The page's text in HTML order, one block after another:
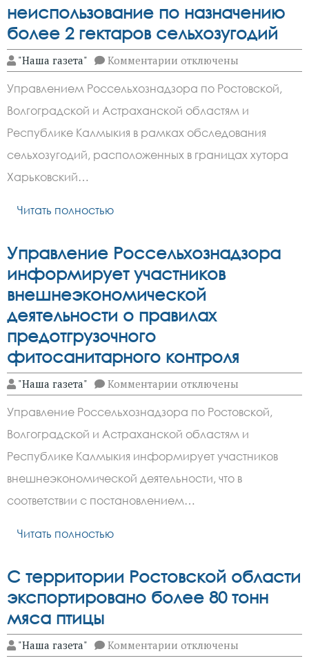
неиспользование по назначению
более 2 гектаров сельхозугодий
"Наша газета" Комментарии к
записи
Ростовской
области
выявлено
неиспользование
по
назначению
более
отключены
Управлением Россельхознадзора по Ростовской,
Волгоградской и Астраханской областям и
Республике Калмыкия в рамках обследования
сельхозугодий, расположенных в границах хутора
Харьковский…
Читать полностью
Управление Россельхознадзора
информирует участников
внешнеэкономической
деятельности о правилах
предотгрузочного
фитосанитарного контроля
"Наша газета" Комментарии к
записи
Управление
Россельхознадзора
информирует
участников
внешнеэкономической
деятельности
о
правилах
предотгрузочного
отключены
Управление Россельхознадзора по Ростовской,
Волгоградской и Астраханской областям и
Республике Калмыкия информирует участников
внешнеэкономической деятельности, что в
соответствии с постановлением…
Читать полностью
С территории Ростовской области
экспортировано более 80 тонн
мяса птицы
"Наша газета" Комментарии к
записи
отключены